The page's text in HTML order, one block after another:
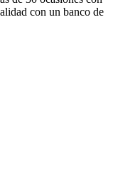
con un banco de